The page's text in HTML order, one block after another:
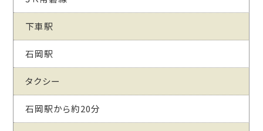
下車駅
石岡駅
タクシー
石岡駅から約20分